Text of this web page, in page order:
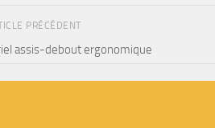
PRÉCÉDENT
assis-debout ergonomique